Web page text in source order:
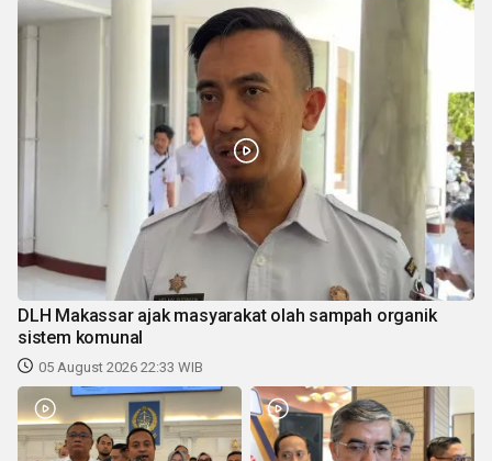
DLH Makassar ajak masyarakat olah sampah organik
sistem komunal
05 August 2026 22:33 WIB